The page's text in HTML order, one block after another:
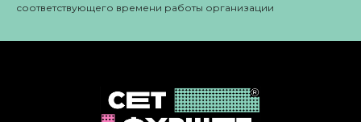
соответствующего времени работы организации